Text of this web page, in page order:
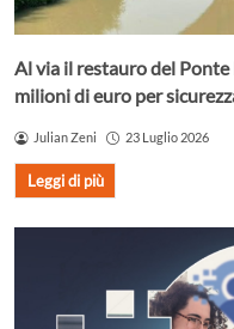
Al via il restauro del
milioni di euro per
Julian Zeni 23 Luglio 2026
Leggi di più